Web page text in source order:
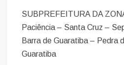
SUBPREFEITURA DA
Paciência – Santa Cruz –
Barra de Guaratiba – Pedra
Guaratiba